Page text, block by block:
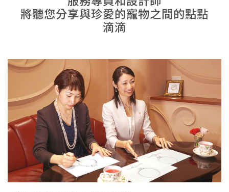
將聽您分享與珍愛的寵物之間的點點
滴滴